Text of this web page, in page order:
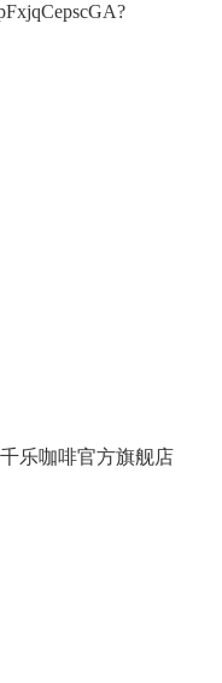
乐咖啡官方旗舰店